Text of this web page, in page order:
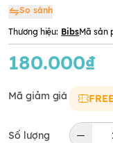
So sánh
Thương hiệu: BibsMã sản
180.000₫
Mã giảm giá
Số lượng